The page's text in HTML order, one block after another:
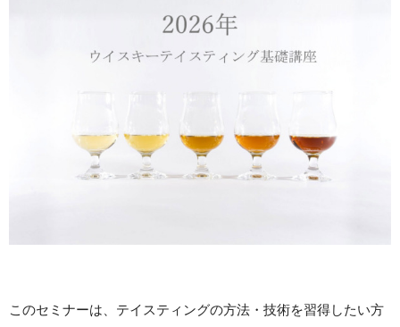
このセミナーは、テイスティングの方法・技術を習得したい方